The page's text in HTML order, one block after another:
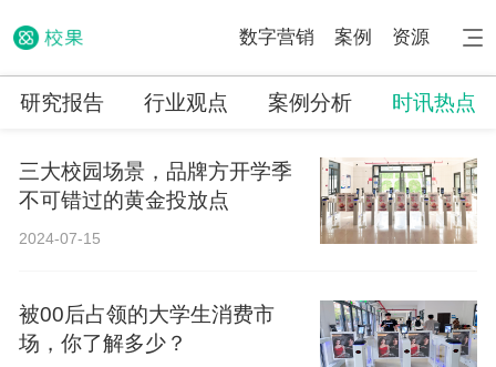
数字营销 案例 资源
研究报告 行业观点 案例分析 时讯热点
三大校园场景，品牌方开学季
不可错过的黄金投放点
2024-07-15
被00后占领的大学生消费市
场，你了解多少？